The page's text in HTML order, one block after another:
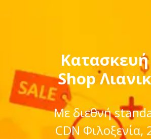
Κατασκευή
Shop
Με διεθνή
CDN Φιλοξενία,